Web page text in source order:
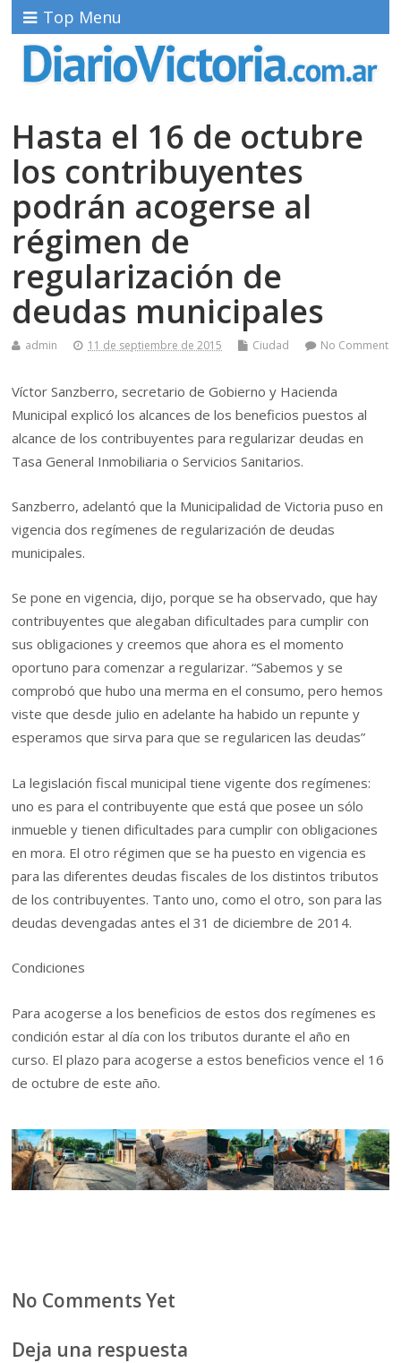
Top Menu
Hasta el 16 de octubre
los contribuyentes
podrán acogerse al
régimen de
regularización de
deudas municipales
admin 11 de septiembre de 2015 Ciudad No Comment
Víctor Sanzberro, secretario de Gobierno y Hacienda
Municipal explicó los alcances de los beneficios puestos al
alcance de los contribuyentes para regularizar deudas en
Tasa General Inmobiliaria o Servicios Sanitarios.
Sanzberro, adelantó que la Municipalidad de Victoria puso en
vigencia dos regímenes de regularización de deudas
municipales.
Se pone en vigencia, dijo, porque se ha observado, que hay
contribuyentes que alegaban dificultades para cumplir con
sus obligaciones y creemos que ahora es el momento
oportuno para comenzar a regularizar. “Sabemos y se
comprobó que hubo una merma en el consumo, pero hemos
viste que desde julio en adelante ha habido un repunte y
esperamos que sirva para que se regularicen las deudas”
La legislación fiscal municipal tiene vigente dos regímenes:
uno es para el contribuyente que está que posee un sólo
inmueble y tienen dificultades para cumplir con obligaciones
en mora. El otro régimen que se ha puesto en vigencia es
para las diferentes deudas fiscales de los distintos tributos
de los contribuyentes. Tanto uno, como el otro, son para las
deudas devengadas antes el 31 de diciembre de 2014.
Condiciones
Para acogerse a los beneficios de estos dos regímenes es
condición estar al día con los tributos durante el año en
curso. El plazo para acogerse a estos beneficios vence el 16
de octubre de este año.
No Comments Yet
Deja una respuesta